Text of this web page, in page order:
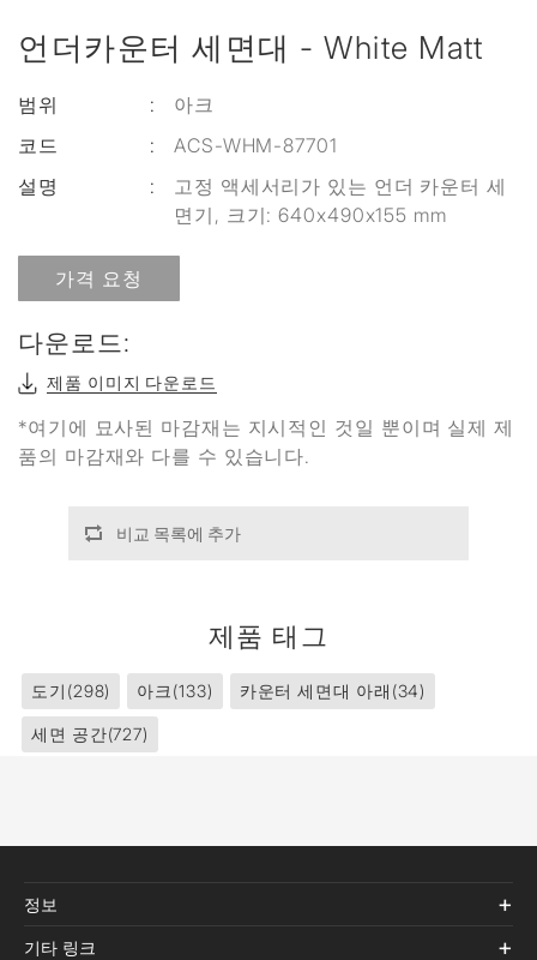
언더카운터 세면대 - White Matt
범위 :
아크
코드
:
ACS-WHM-87701
설명
:
고정 액세서리가 있는 언더 카운터 세
면기, 크기: 640x490x155 mm
가격 요청
다운로드:
제품 이미지 다운로드
*여기에 묘사된 마감재는 지시적인 것일 뿐이며 실제 제
품의 마감재와 다를 수 있습니다.
비교 목록에 추가
제품 태그
도기 (298) 아크 (133) 카운터 세면대 아래 (34)
세면 공간(727)
정보
기타 링크